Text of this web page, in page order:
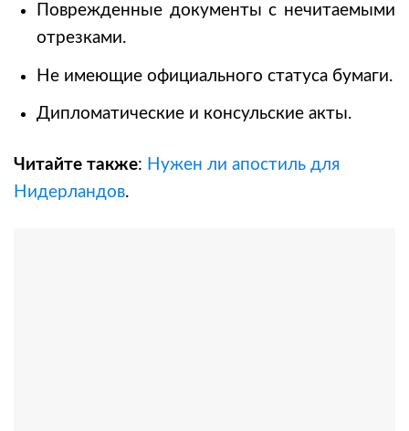
Поврежденные документы с нечитаемыми
отрезками.
Не имеющие официального статуса бумаги.
Дипломатические и консульские акты.
Читайте также: Нужен ли апостиль для
Нидерландов.